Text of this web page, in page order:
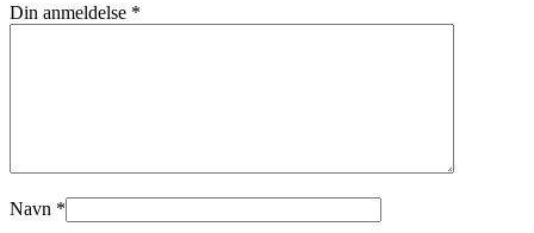
Din anmeldelse *
Navn *